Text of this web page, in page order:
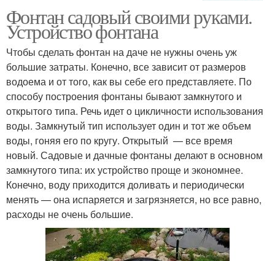
Руки без насоса Фонтан без насоса
Комнатный фонтан Декоративный фонтан
Фонтан для сада Садовые фонтаны
Дачный фонтан
Фонтан садовый своими руками.
Устройство фонтана
Чтобы сделать фонтан на даче не нужны очень уж
большие затраты. Конечно, все зависит от размеров
водоема и от того, как вы себе его представляете. По
способу построения фонтаны бывают замкнутого и
открытого типа. Речь идет о цикличности использования
воды. Замкнутый тип использует один и тот же объем
воды, гоняя его по кругу. Открытый — все время
новый. Садовые и дачные фонтаны делают в основном
замкнутого типа: их устройство проще и экономнее.
Конечно, воду приходится доливать и периодически
менять — она испаряется и загрязняется, но все равно,
расходы не очень большие.